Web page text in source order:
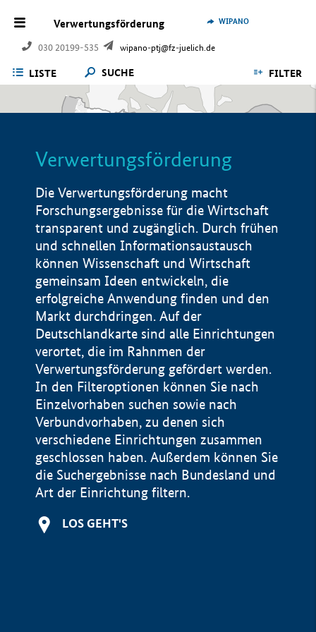
Verwertungsförderung
030 20199-535 wipano-ptj@fz-juelich.de
WIPANO
LISTE SUCHE FILTER
Verwertungsförderung
Die Verwertungsförderung macht
Forschungsergebnisse für die Wirtschaft
transparent und zugänglich. Durch frühen
und schnellen Informationsaustausch
können Wissenschaft und Wirtschaft
gemeinsam Ideen entwickeln, die
erfolgreiche Anwendung finden und den
Markt durchdringen. Auf der
Deutschlandkarte sind alle Einrichtungen
verortet, die im Rahnmen der
Verwertungsförderung gefördert werden.
In den Filteroptionen können Sie nach
Einzelvorhaben suchen sowie nach
Verbundvorhaben, zu denen sich
verschiedene Einrichtungen zusammen
geschlossen haben. Außerdem können Sie
die Suchergebnisse nach Bundesland und
Art der Einrichtung filtern.
LOS GEHT'S